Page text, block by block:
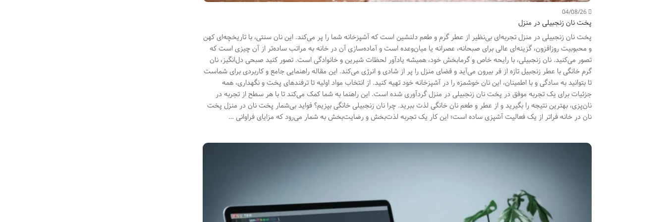
04/08/26
پخت نان زنجبیلی در منزل
پخت نان زنجبیلی در منزل تجربه‌ای بی‌نظیر از عطر گرم و طعم دلنشین است که آشپزخانه شما را پر می‌کند. این نان سنتی، با تاریخچه‌ای کهن
و محبوبیت روزافزون، گزینه‌ای عالی برای صبحانه، عصرانه یا میان‌وعده است و آماده‌سازی آن در خانه به مراتب ساده‌تر از آن چیزی است که
تصور می‌کنید. نان زنجبیلی، با رایحه خاص و گرمابخش خود، همیشه یادآور لحظات شیرین و خانوادگی است. تصور کنید صبحی دل‌انگیز، نان
گرم خانگی با عطر زنجبیل تازه از فر بیرون می‌آید و فضای منزل را پر از شادی و انرژی می‌کند. این مقاله راهنمایی جامع و کاربردی برای شماست
تا بتوانید به سادگی و با اطمینان، این نان خوشمزه را در آشپزخانه خود تهیه کنید. از انتخاب مواد اولیه تا ترفندهای پخت و نگهداری، همه
جزئیات برای یک تجربه موفق در پخت نان زنجبیلی در منزل گردآوری شده است. این راهنما به شما کمک می‌کند تا با هر سطح از تجربه در
نان‌پزی، بهترین نتیجه را بگیرید و از عطر و طعم نان خانگی لذت ببرید. چرا نان زنجبیلی خانگی بپزیم؟ فواید بی‌شمار پخت نان در منزل پخت
نان در خانه فراتر از یک فعالیت آشپزی ساده است؛ این کار یک تجربه لذت‌بخش و رضایت‌بخش به شمار می‌رود که مزایای فراوانی …